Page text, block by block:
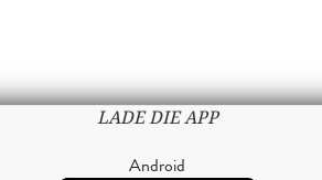
LADE DIE APP
Android